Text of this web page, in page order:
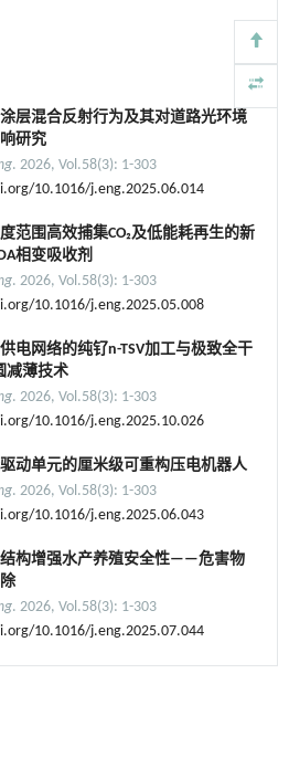
层混合反射行为及其对道路光环境
研究
. 2026, Vol.58(3): 1-303
10.1016/j.eng.2025.06.014
范围高效捕集CO₂及低能耗再生的新
相变吸收剂
. 2026, Vol.58(3): 1-303
10.1016/j.eng.2025.05.008
电网络的纯钌n-TSV加工与极致全干
减薄技术
. 2026, Vol.58(3): 1-303
10.1016/j.eng.2025.10.026
动单元的厘米级可重构压电机器人
. 2026, Vol.58(3): 1-303
10.1016/j.eng.2025.06.043
构增强水产养殖安全性——危害物
. 2026, Vol.58(3): 1-303
10.1016/j.eng.2025.07.044